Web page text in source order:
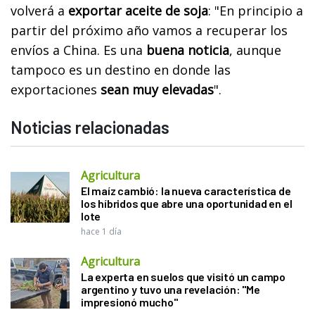
volverá a exportar aceite de soja: "En principio a
partir del próximo año vamos a recuperar los
envíos a China. Es una buena noticia, aunque
tampoco es un destino en donde las
exportaciones sean muy elevadas".
Noticias relacionadas
Agricultura
El maíz cambió: la nueva característica de
los híbridos que abre una oportunidad en el
lote
hace 1 día
Agricultura
La experta en suelos que visitó un campo
argentino y tuvo una revelación: "Me
impresionó mucho"